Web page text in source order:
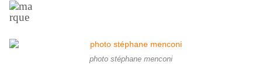
photo stéphane menconi